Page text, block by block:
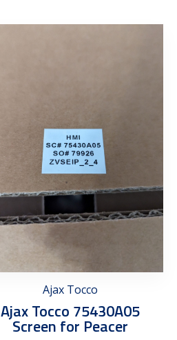
Ajax Tocco
Ajax Tocco 75430A05
Screen for Peacer